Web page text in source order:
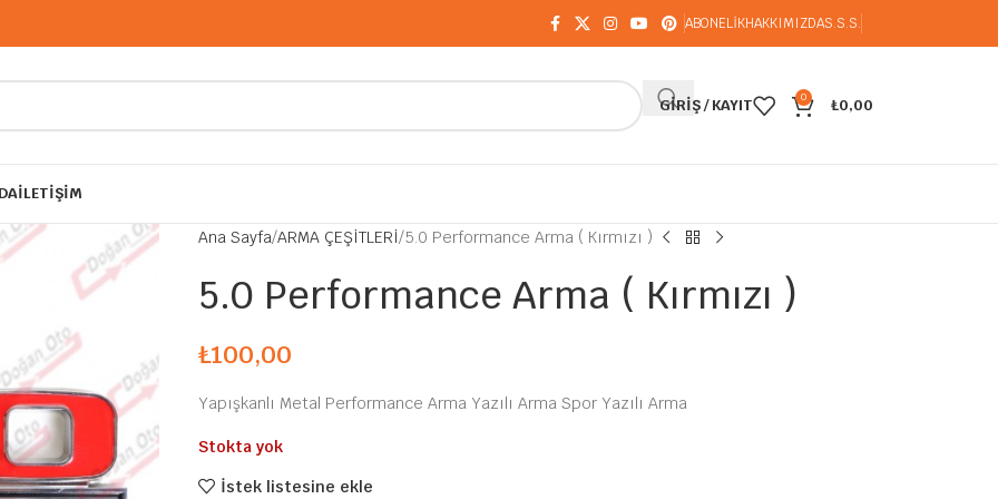
ABONELİKHAKKIMIZDAS.S.S.
GIRIŞ / KAYIT 0 ₺0,00
İLETIŞIM
Ana Sayfa ARMA ÇEŞİTLERİ 5.0 Performance Arma ( Kırmızı )
5.0 Performance Arma ( Kırmızı )
₺100,00
Yapışkanlı Metal Performance Arma Yazılı Arma Spor Yazılı Arma
Stokta yok
İstek listesine ekle